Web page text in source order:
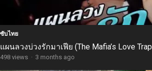
ซับไทย
แผนลวงบ่วงรักมาเฟีย (The Mafia’s Love Trap
498 views · 3 months ago